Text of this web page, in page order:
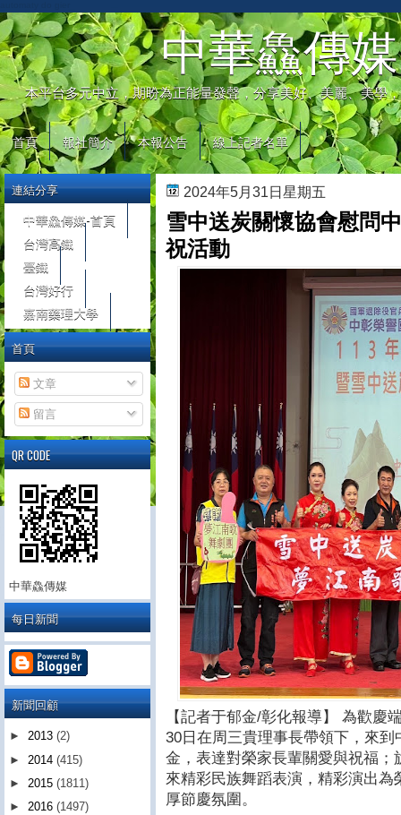
中華鱻傳媒
本平台多元中立，期盼為正能量發聲，分享美好、美麗、美學
首頁 報社簡介 本報公告 線上記者名單
2024年5月31日星期五
雪中送炭關懷協會慰問
祝活動
【記者于郁金/彰化報導】 為歡慶
30日在周三貴理事長帶領下，來
金，表達對榮家長輩關愛與祝福
來精彩民族舞蹈表演，精彩演出
厚節慶氛圍。
連結分享
中華鱻傳媒-首頁
台灣高鐵
臺鐵
台灣好行
嘉南藥理大學
首頁
文章
留言
QR CODE
中華鱻傳媒
每日新聞
新聞回顧
► 2013 (2)
► 2014 (415)
► 2015 (1811)
► 2016 (1497)